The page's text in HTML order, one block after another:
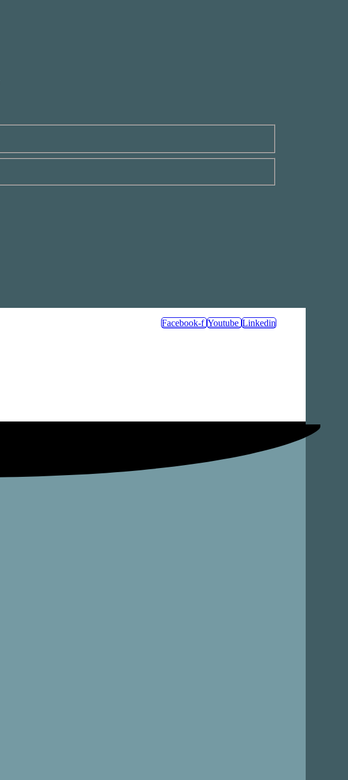
Facebook-f Youtube Linkedin